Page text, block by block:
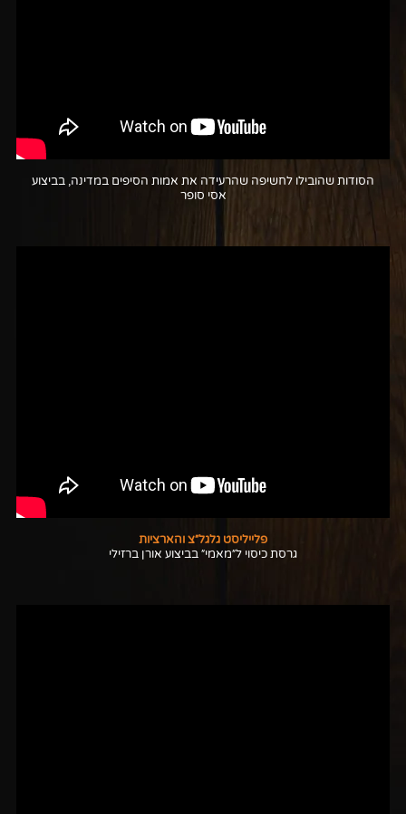
הסודות שהובילו לחשיפה שהרעידה את אמות הסיפים במדינה, בביצוע
אסי סופר
פלייליסט גלגל״צ והארציות
גרסת כיסוי ל״מאמי״ בביצוע אורן ברזילי